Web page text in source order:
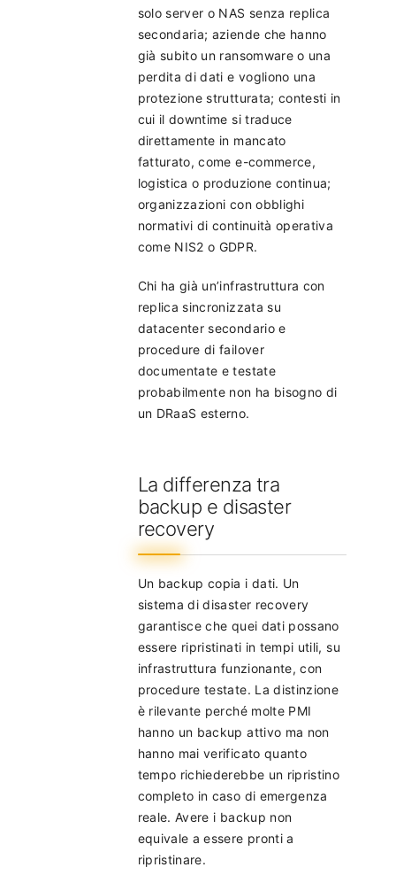
solo server o NAS senza replica
secondaria; aziende che hanno
già subito un ransomware o una
perdita di dati e vogliono una
protezione strutturata; contesti in
cui il downtime si traduce
direttamente in mancato
fatturato, come e-commerce,
logistica o produzione continua;
organizzazioni con obblighi
normativi di continuità operativa
come NIS2 o GDPR.
Chi ha già un’infrastruttura con
replica sincronizzata su
datacenter secondario e
procedure di failover
documentate e testate
probabilmente non ha bisogno di
un DRaaS esterno.
La differenza tra
backup e disaster
recovery
Un backup copia i dati. Un
sistema di disaster recovery
garantisce che quei dati possano
essere ripristinati in tempi utili, su
infrastruttura funzionante, con
procedure testate. La distinzione
è rilevante perché molte PMI
hanno un backup attivo ma non
hanno mai verificato quanto
tempo richiederebbe un ripristino
completo in caso di emergenza
reale. Avere i backup non
equivale a essere pronti a
ripristinare.